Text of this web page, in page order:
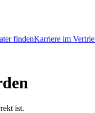
findenKarriere im
ist.